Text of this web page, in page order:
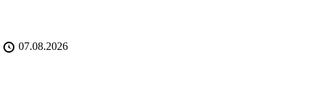
07.08.2026